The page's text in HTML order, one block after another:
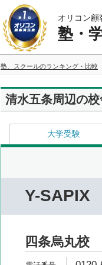
オリコン顧
塾・
塾、スクールのランキング・比較
清水五条周辺の校
大学受験
Y-SAPIX
四条烏丸校